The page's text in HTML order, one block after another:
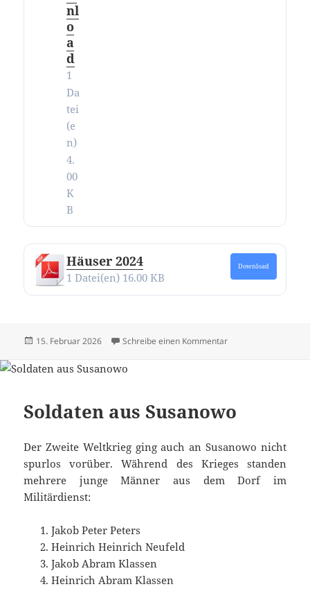
nl
o
a
d
1
Da
tei
(e
n)
4.
00
K
B
Häuser 2024
1 Datei(en) 16.00 KB
Download
Veröffentlicht
15. Februar 2026 Schreibe einen Kommentarzu Alle Texte und
Soldaten aus Susanowo
Der Zweite Weltkrieg ging auch an Susanowo nicht
spurlos vorüber. Während des Krieges standen
mehrere junge Männer aus dem Dorf im
Militärdienst:
Jakob Peter Peters
Heinrich Heinrich Neufeld
Jakob Abram Klassen
Heinrich Abram Klassen